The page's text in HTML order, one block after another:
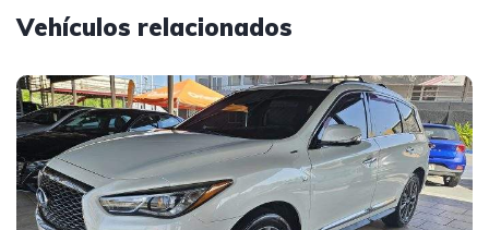
Vehículos relacionados